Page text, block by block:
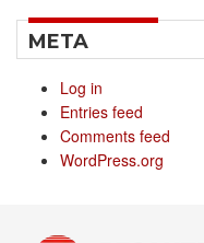
META
Log in
Entries feed
Comments feed
WordPress.org